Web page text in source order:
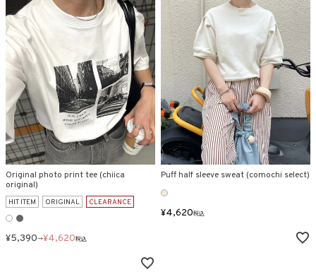
在庫なし商品
表示する 表示しない
検索
Original photo print tee (chiica
original)
HIT ITEM ORIGINAL CLEARANCE
¥5,390→¥4,620税込
Puff half sleeve sweat (comochi select)
¥4,620税込